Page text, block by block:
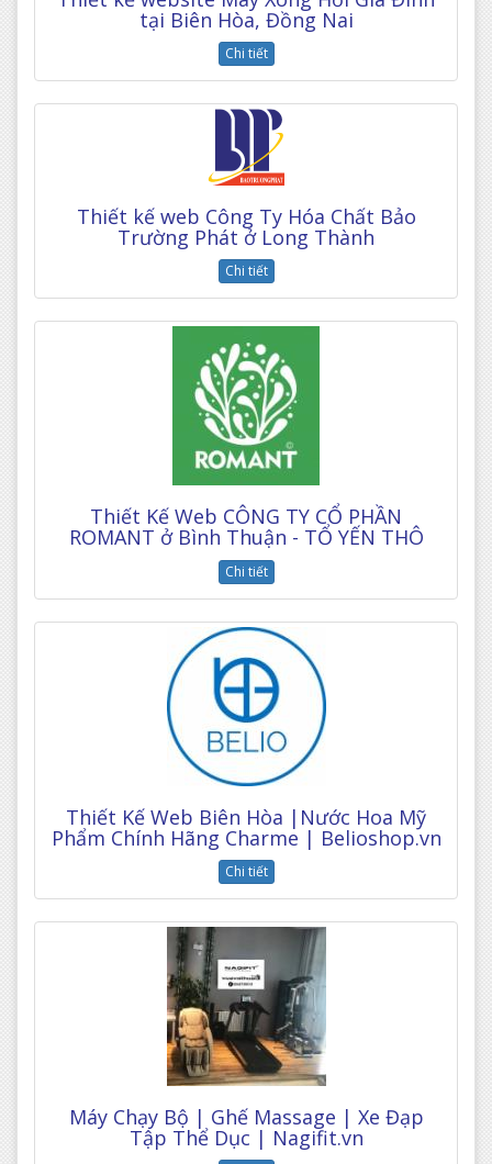
tại Biên Hòa, Đồng Nai
Chi tiết
Thiết kế web Công Ty Hóa Chất Bảo
Trường Phát ở Long Thành
Chi tiết
Thiết Kế Web CÔNG TY CỔ PHẦN
ROMANT ở Bình Thuận - TỔ YẾN THÔ
Chi tiết
Thiết Kế Web Biên Hòa |Nước Hoa Mỹ
Phẩm Chính Hãng Charme | Belioshop.vn
Chi tiết
Máy Chạy Bộ | Ghế Massage | Xe Đạp
Tập Thể Dục | Nagifit.vn